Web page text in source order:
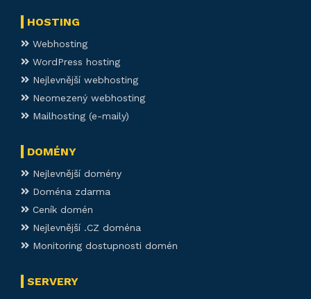
HOSTING
Webhosting
WordPress hosting
Nejlevnější webhosting
Neomezený webhosting
Mailhosting (e-maily)
DOMÉNY
Nejlevnější domény
Doména zdarma
Ceník domén
Nejlevnější .CZ doména
Monitoring dostupnosti domén
SERVERY